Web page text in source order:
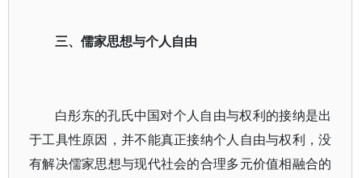
三、儒家思想与个人自由
白彤东的孔氏中国对个人自由与权利的接纳是出
于工具性原因，并不能真正接纳个人自由与权利，没
有解决儒家思想与现代社会的合理多元价值相融合的